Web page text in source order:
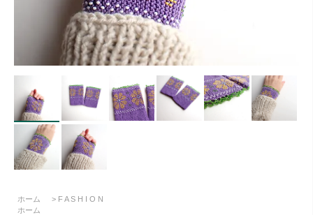
ホーム > F A S H I O N
ホーム